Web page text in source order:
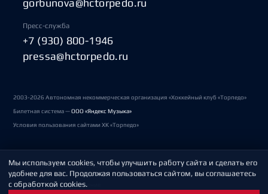
gorbunova@hctorpedo.ru
Пресс-служба
+7 (930) 800-1946
pressa@hctorpedo.ru
2003-2026 Автономная некоммерческая организация «Хоккейный клуб «Торпедо»
Билетная система —ООО «Яндекс Музыка»
Условия пользования сайтами ХК «Торпедо»
Политика обработки персональных данных
Пользовательское соглашение
Мы используем cookies, чтобы улучшить работу сайта и сделать его
удобнее для вас. Продолжая пользоваться сайтом, вы соглашаетесь
с обработкой cookies.